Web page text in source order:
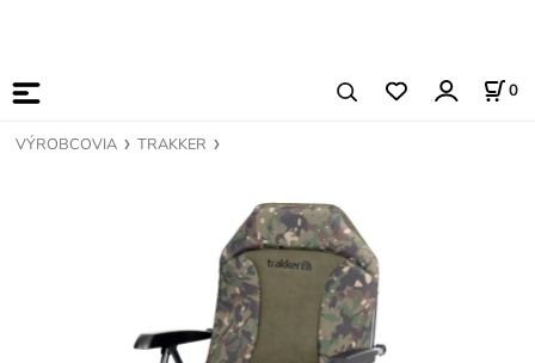
0
VÝROBCOVIA TRAKKER